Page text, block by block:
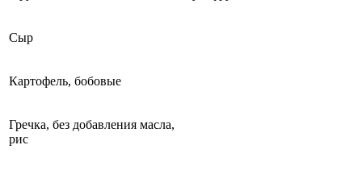
Сыр
Картофель, бобовые
Гречка, без добавления масла,
рис